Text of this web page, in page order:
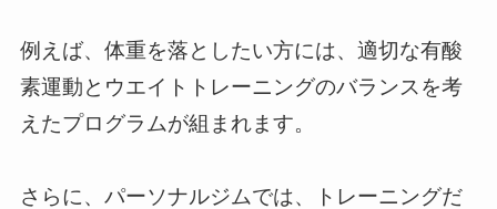
例えば、体重を落としたい方には、適切な有酸
素運動とウエイトトレーニングのバランスを考
えたプログラムが組まれます。
さらに、パーソナルジムでは、トレーニングだ